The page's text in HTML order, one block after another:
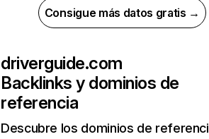
Consigue más datos gratis →
driverguide.com
Backlinks y dominios de
referencia
Descubre los dominios de